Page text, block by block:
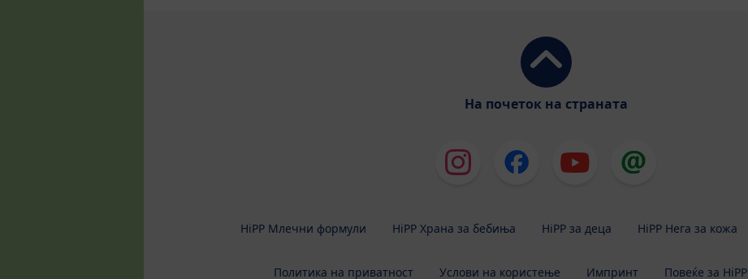
На почеток на страната
HiPP Млечни формули HiPP Храна за бебиња HiPP за деца HiPP Нега за кожа
Политика на приватност Услови на користење Импринт Повеќе за HiPP